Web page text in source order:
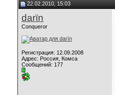
22.02.2010, 15:03
darїn
Conqueror
Регистрация: 12.09.2008
Адрес: Россия, Комса
Сообщений: 177